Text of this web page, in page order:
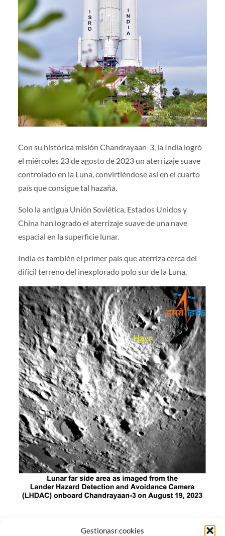
Gestionasr cookies
Con su histórica misión Chandrayaan-3, la India logró
el miércoles 23 de agosto de 2023 un aterrizaje suave
controlado en la Luna, convirtiéndose así en el cuarto
país que consigue tal hazaña.
Solo la antigua Unión Soviética, Estados Unidos y
China han logrado el aterrizaje suave de una nave
espacial en la superficie lunar.
India es también el primer país que aterriza cerca del
difícil terreno del inexplorado polo sur de la Luna.